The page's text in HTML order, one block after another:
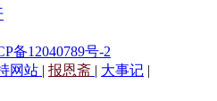
备12040789号-2
网站 | 报恩斋 | 大事记 |